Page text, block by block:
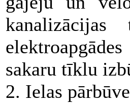
sakaru tīklu
2. Ielas